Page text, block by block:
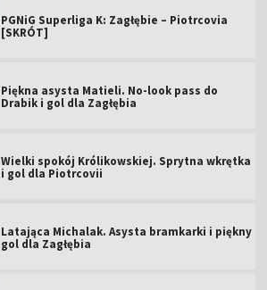
PGNiG Superliga K: Zagłębie – Piotrcovia
[SKRÓT]
Piękna asysta Matieli. No-look pass do
Drabik i gol dla Zagłębia
Wielki spokój Królikowskiej. Sprytna wkrętka
i gol dla Piotrcovii
Latająca Michalak. Asysta bramkarki i piękny
gol dla Zagłębia